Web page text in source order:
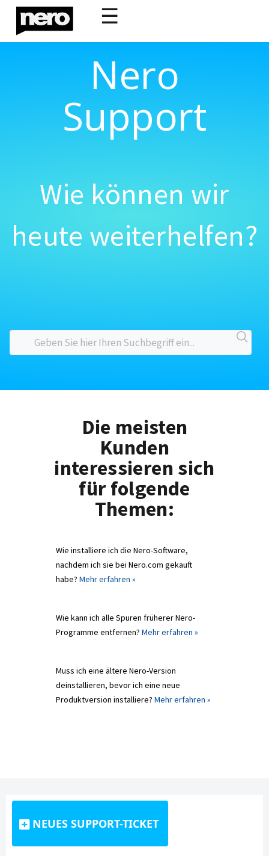
☰
Nero
Support
Wie können wir
heute weiterhelfen?
Die meisten
Kunden
interessieren sich
für folgende
Themen:
Wie installiere ich die Nero-Software,
nachdem ich sie bei Nero.com gekauft
habe? Mehr erfahren »
Wie kann ich alle Spuren früherer Nero-
Programme entfernen? Mehr erfahren »
Muss ich eine ältere Nero-Version
deinstallieren, bevor ich eine neue
Produktversion installiere? Mehr erfahren »
NEUES SUPPORT-TICKET